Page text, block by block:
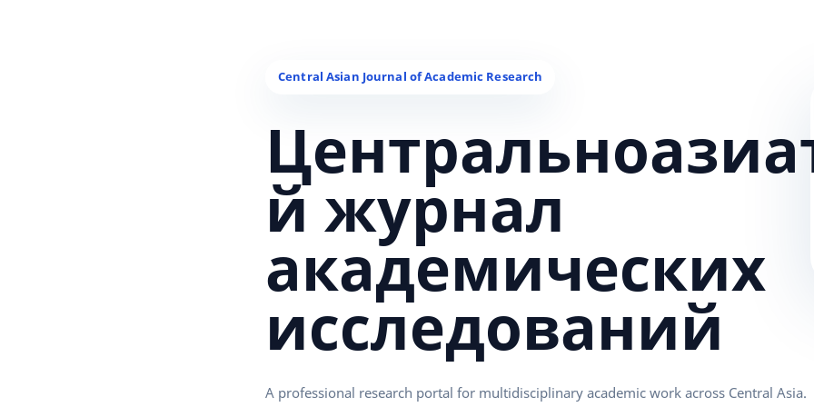
й журнал
академических
исследований